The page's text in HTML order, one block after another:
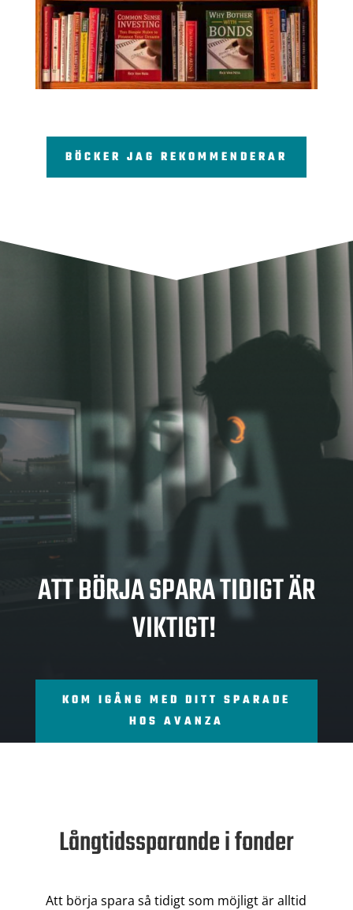
BÖCKER JAG REKOMMENDERAR
SPA
RA
ATT BÖRJA SPARA TIDIGT ÄR
VIKTIGT!
KOM IGÅNG MED DITT SPARADE
HOS AVANZA
Långtidssparande i fonder
Att börja spara så tidigt som möjligt är alltid